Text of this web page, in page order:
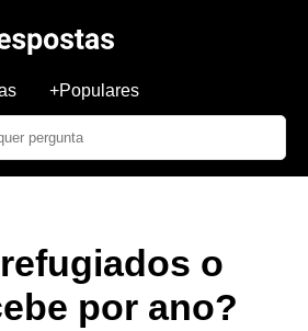
+Populares
o
por ano?